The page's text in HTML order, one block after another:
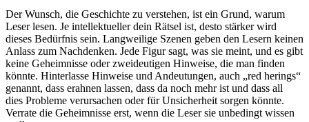
Der Wunsch, die Geschichte zu verstehen, ist ein Grund, warum
Leser lesen. Je intellektueller dein Rätsel ist, desto stärker wird
dieses Bedürfnis sein. Langweilige Szenen geben den Lesern keinen
Anlass zum Nachdenken. Jede Figur sagt, was sie meint, und es gibt
keine Geheimnisse oder zweideutigen Hinweise, die man finden
könnte. Hinterlasse Hinweise und Andeutungen, auch „red herings“
genannt, dass erahnen lassen, dass da noch mehr ist und dass all
dies Probleme verursachen oder für Unsicherheit sorgen könnte.
Verrate die Geheimnisse erst, wenn die Leser sie unbedingt wissen